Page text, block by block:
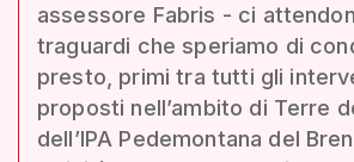
assessore Fabris - ci
traguardi che speriamo di
presto, primi tra tutti gli
proposti nell’ambito di Terre
dell’IPA Pedemontana del